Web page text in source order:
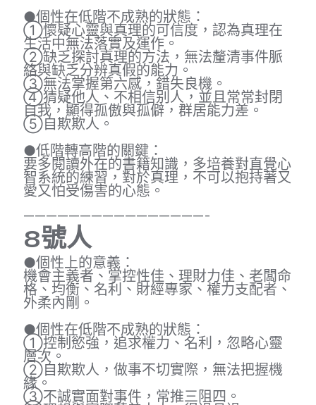
●個性在低階不成熟的狀態：
①懷疑心靈與真理的可信度，認為真理在
生活中無法落實及運作。
②缺乏探討真理的方法，無法釐清事件脈
絡與缺乏分辨真假的能力。
③無法掌握第六感，錯失良機。
④猜疑他人、不相信别人，並且常常封閉
自我，顯得孤傲與孤僻，群居能力差。
⑤自欺欺人。
●低階轉高階的關鍵：
要多閱讀外在的書籍知識，多培養對直覺心
智系統的練習，對於真理，不可以抱持著又
愛又怕受傷害的心態。
————————————————-
8號人
●個性上的意義：
機會主義者、掌控性佳、理財力佳、老闆命
格、均衡、名利、財經專家、權力支配者、
外柔內剛。
●個性在低階不成熟的狀態：
①控制慾強，追求權力、名利，忽略心靈
層次。
②自欺欺人，做事不切實際，無法把握機
緣。
③不誠實面對事件，常推三阻四。